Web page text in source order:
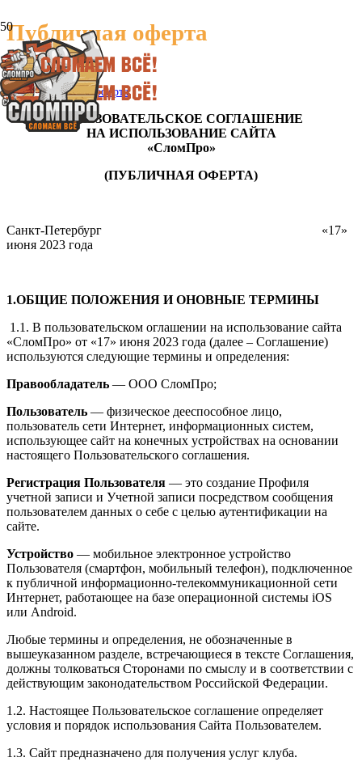
Публичная оферта
Главная
Публичная оферта
ПОЛЬЗОВАТЕЛЬСКОЕ СОГЛАШЕНИЕ
НА ИСПОЛЬЗОВАНИЕ САЙТА
«СломПро»
(ПУБЛИЧНАЯ ОФЕРТА)
Санкт-Петербург «17»
июня 2023 года
1.ОБЩИЕ ПОЛОЖЕНИЯ И ОНОВНЫЕ ТЕРМИНЫ
1.1. В пользовательском оглашении на использование сайта
«СломПро» от «17» июня 2023 года (далее – Соглашение)
используются следующие термины и определения:
Правообладатель — ООО СломПро;
Пользователь — физическое дееспособное лицо,
пользователь сети Интернет, информационных систем,
использующее сайт на конечных устройствах на основании
настоящего Пользовательского соглашения.
Регистрация Пользователя — это создание Профиля
учетной записи и Учетной записи посредством сообщения
пользователем данных о себе с целью аутентификации на
сайте.
Устройство — мобильное электронное устройство
Пользователя (смартфон, мобильный телефон), подключенное
к публичной информационно-телекоммуникационной сети
Интернет, работающее на базе операционной системы iOS
или Android.
Любые термины и определения, не обозначенные в
вышеуказанном разделе, встречающиеся в тексте Соглашения,
должны толковаться Сторонами по смыслу и в соответствии с
действующим законодательством Российской Федерации.
1.2. Настоящее Пользовательское соглашение определяет
условия и порядок использования Сайта Пользователем.
1.3. Сайт предназначено для получения услуг клуба.